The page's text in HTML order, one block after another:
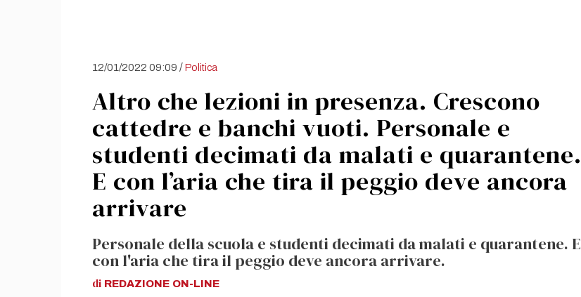
12/01/2022 09:09 /Politica
Altro che lezioni in presenza. Crescono
cattedre e banchi vuoti. Personale e
studenti decimati da malati e quarantene.
E con l’aria che tira il peggio deve ancora
arrivare
Personale della scuola e studenti decimati da malati e quarantene. E
con l'aria che tira il peggio deve ancora arrivare.
di REDAZIONE ON-LINE